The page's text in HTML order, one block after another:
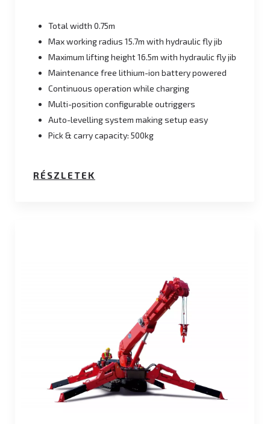
Total width 0.75m
Max working radius 15.7m with hydraulic fly jib
Maximum lifting height 16.5m with hydraulic fly jib
Maintenance free lithium-ion battery powered
Continuous operation while charging
Multi-position configurable outriggers
Auto-levelling system making setup easy
Pick & carry capacity: 500kg
RÉSZLETEK